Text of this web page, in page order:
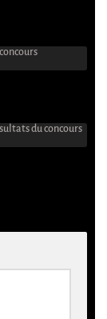
du concours